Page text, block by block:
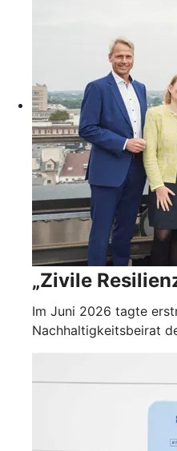
„Zivile
Im Juni 2026 tagte
Nachhaltigkeitsbeirat